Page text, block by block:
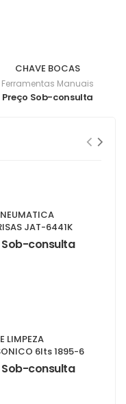
CHAVE BOCAS
Ferramentas Manuais
Preço Sob-consulta
PARABRISAS JAT-6441K
Sob-consulta
LIMPEZA
ULTRASONICO 6lts 1895-6
Sob-consulta